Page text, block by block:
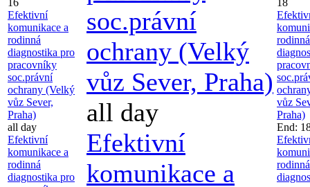
16
Efektivní
komunikace a
rodinná
diagnostika pro
pracovníky
soc.právní
ochrany (Velký
vůz Sever,
Praha)
all day
Efektivní
komunikace a
rodinná
diagnostika pro
soc.právní
ochrany (Velký
vůz Sever, Praha)
all day
Efektivní
komunikace a
18
rodinná
vůz
Praha)
End:
rodinná